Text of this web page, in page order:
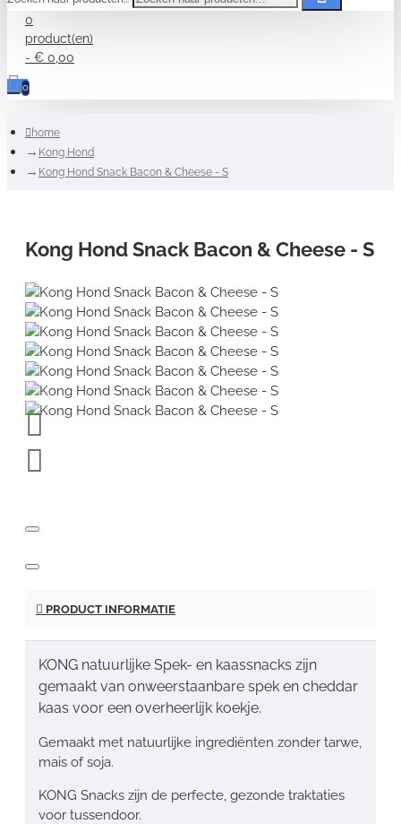
0
product(en)
- € 0,00
0
home
Kong Hond
Kong Hond Snack Bacon & Cheese - S
Kong Hond Snack Bacon & Cheese - S
PRODUCT INFORMATIE
KONG natuurlijke Spek- en kaassnacks zijn
gemaakt van onweerstaanbare spek en cheddar
kaas voor een overheerlijk koekje.
Gemaakt met natuurlijke ingrediënten zonder tarwe,
mais of soja.
KONG Snacks zijn de perfecte, gezonde traktaties
voor tussendoor.